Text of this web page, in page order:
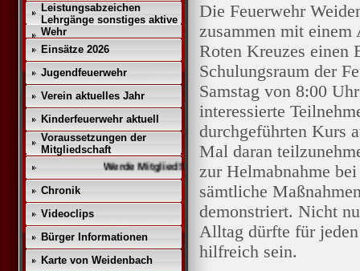
Leistungsabzeichen
Lehrgänge sonstiges aktive
Wehr
Einsätze 2026
Jugendfeuerwehr
Verein aktuelles Jahr
Kinderfeuerwehr aktuell
Voraussetzungen der
Mitgliedschaft
Werde Mitglied!!
Chronik
Videoclips
Bürger Informationen
Karte von Weidenbach
Die Feuerwehr
zusammen mit einem
Roten Kreuzes einen
Schulungsraum der
Samstag von 8:00
interessierte
durchgeführten Kurs
Mal daran
zur Helmabnahme
sämtliche
demonstriert. Nicht
Alltag dürfte für
hilfreich sein.